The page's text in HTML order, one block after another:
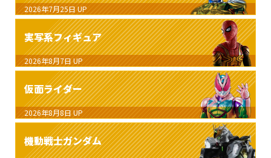
2026年7月25日 UP
実写系フィギュア
2026年8月7日 UP
仮面ライダー
2026年8月8日 UP
機動戦士ガンダム